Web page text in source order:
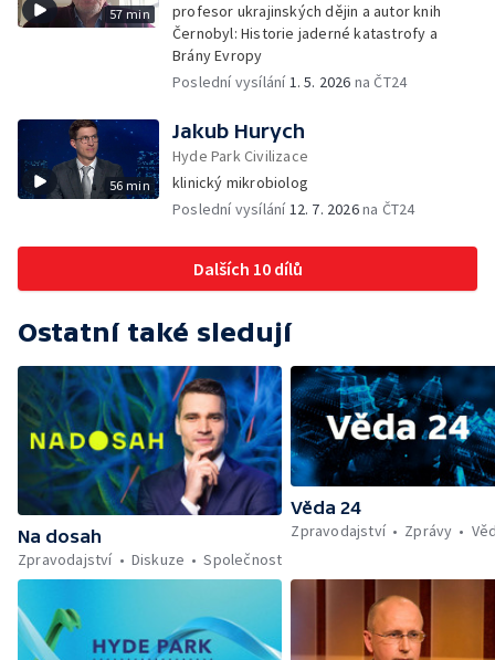
57 min
profesor ukrajinských dějin a autor knih
Černobyl: Historie jaderné katastrofy a
Brány Evropy
Poslední vysílání1. 5. 2026 na ČT24
56 min
Jakub Hurych
Hyde Park Civilizace
klinický mikrobiolog
Poslední vysílání12. 7. 2026na ČT24
Dalších 10 dílů
Ostatní také sledují
Na dosah
Zpravodajství
Diskuze Společnost
Věda 24
Zpravodajství
Zprávy